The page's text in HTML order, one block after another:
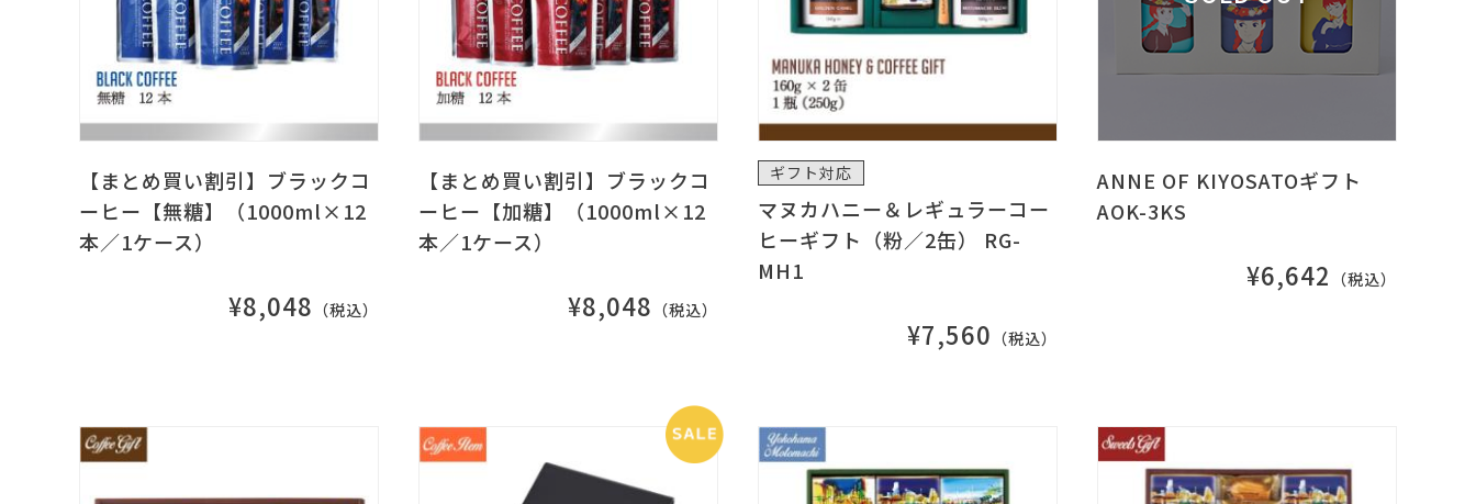
【まとめ買い割引】ブラックコ
ーヒー【無糖】（1000ml×12
本／1ケース）
¥8,048 （税込）
【まとめ買い割引】ブラックコ
ーヒー【加糖】（1000ml×12
本／1ケース）
¥8,048 （税込）
ギフト対応
マヌカハニー＆レギュラーコー
ヒーギフト（粉／2缶） RG-
MH1
¥7,560 （税込）
ANNE OF KIYOSATOギフト
AOK-3KS
¥6,642 （税込）